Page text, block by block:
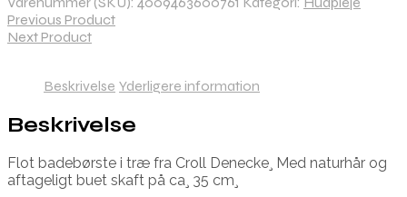
Previous Product
Next Product
Beskrivelse Yderligere information
Beskrivelse
Flot badebørste i træ fra Croll Denecke¸ Med naturhår og
aftageligt buet skaft på ca¸ 35 cm¸